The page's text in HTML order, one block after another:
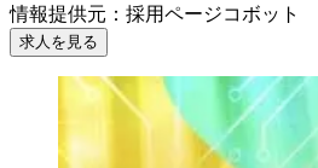
情報提供元 ： 採用ページコボット
求人を見る